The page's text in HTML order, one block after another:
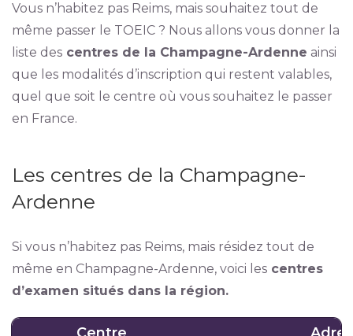
Vous n’habitez pas Reims, mais souhaitez tout de
même passer le TOEIC ? Nous allons vous donner la
liste descentres de la Champagne-Ardenne ainsi
que les modalités d’inscription qui restent valables,
quel que soit le centre où vous souhaitez le passer
en France.
Les centres de la Champagne-
Ardenne
Si vous n’habitez pas Reims, mais résidez tout de
même en Champagne-Ardenne, voici lescentres
d’examen situés dans la région.